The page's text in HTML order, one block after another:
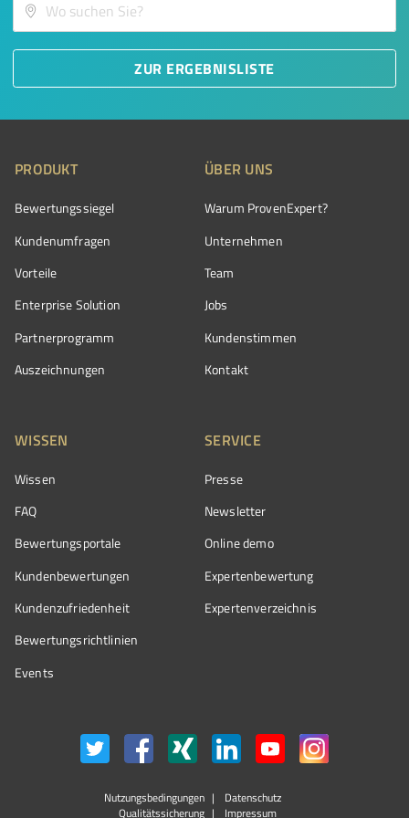
ZUR ERGEBNISLISTE
PRODUKT
Bewertungssiegel
Kundenumfragen
Vorteile
Enterprise Solution
Partnerprogramm
Auszeichnungen
ÜBER UNS
Warum ProvenExpert?
Unternehmen
Team
Jobs
Kundenstimmen
Kontakt
WISSEN
Wissen
FAQ
Bewertungsportale
Kundenbewertungen
Kundenzufriedenheit
Bewertungs­richtlinien
Events
SERVICE
Presse
Newsletter
Online demo
Expertenbewertung
Expertenverzeichnis
Nutzungsbedingungen
Datenschutz
Qualitätssicherung
Impressum